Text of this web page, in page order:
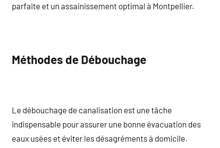
parfaite et un assainissement optimal à Montpellier.
Méthodes de Débouchage
Le débouchage de canalisation est une tâche
indispensable pour assurer une bonne évacuation des
eaux usées et éviter les désagréments à domicile.